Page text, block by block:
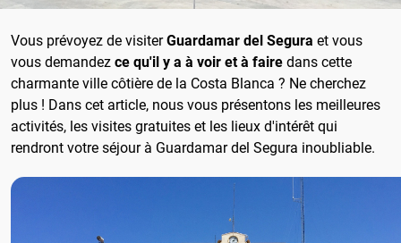
Vous prévoyez de visiterGuardamar del Segura et vous
vous demandez ce qu'il y a à voir et à faire dans cette
charmante ville côtière de la Costa Blanca ? Ne cherchez
plus ! Dans cet article, nous vous présentons les meilleures
activités, les visites gratuites et les lieux d'intérêt qui
rendront votre séjour à Guardamar del Segura inoubliable.